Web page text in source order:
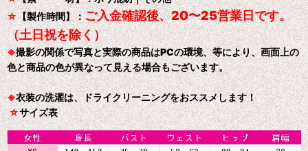
☆【製作時間】：ご入金確認後、20〜25営業日です。
（土日祝を除く）
※撮影の関係で写真と実際の商品はPCの環境、等により、画面上の
色と商品の色が異なって見える場合もございます。
※衣装の洗濯は、ドライクリーニングをおススメします！
☆サイズ表